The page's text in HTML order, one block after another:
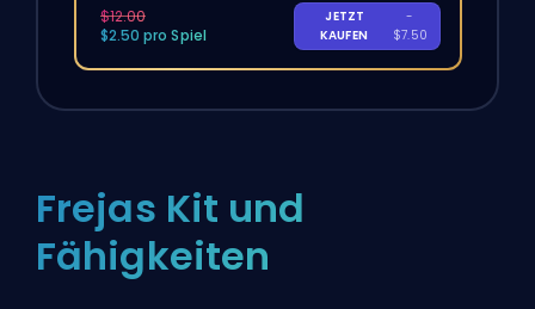
$12.00
$2.50 pro Spiel
JETZT
KAUFEN
-
$7.50
Frejas Kit und
Fähigkeiten